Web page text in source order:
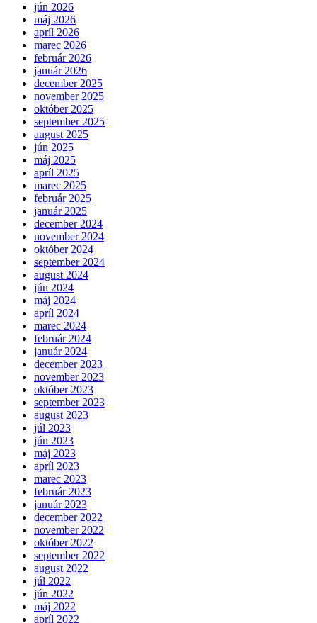
jún 2026
máj 2026
apríl 2026
marec 2026
február 2026
január 2026
december 2025
november 2025
október 2025
september 2025
august 2025
jún 2025
máj 2025
apríl 2025
marec 2025
február 2025
január 2025
december 2024
november 2024
október 2024
september 2024
august 2024
jún 2024
máj 2024
apríl 2024
marec 2024
február 2024
január 2024
december 2023
november 2023
október 2023
september 2023
august 2023
júl 2023
jún 2023
máj 2023
apríl 2023
marec 2023
február 2023
január 2023
december 2022
november 2022
október 2022
september 2022
august 2022
júl 2022
jún 2022
máj 2022
apríl 2022